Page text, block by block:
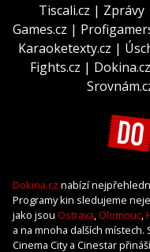
Tiscali.cz | Zprávy
Games.cz |
Karaoketexty.cz |
Fights.cz | Dokina.cz
Dokina.cz nabízí
Programy kin sledujeme
jako jsou Ostrava, Olomouc,
a na mnoha dalších
Cinema City a Cinestar